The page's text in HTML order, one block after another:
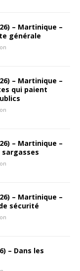
– Martinique –
générale
– Martinique –
qui paient
– Martinique –
– Martinique –
sécurité
– Dans les